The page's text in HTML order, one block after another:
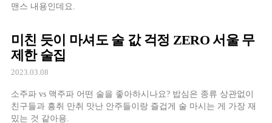
맨스 내용인데요.
미친 듯이 마셔도 술 값 걱정 ZERO 서울 무
제한 술집
2023.03.08
소주파 vs 맥주파 어떤 술을 좋아하시나요? 밥심은 종류 상관없이
친구들과 흥취 만취 맛난 안주들이랑 즐겁게 술 마시는 게 가장 재
밌는 것 같아용.